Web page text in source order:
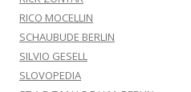
RICO MOCELLIN
SCHAUBUDE BERLIN
SILVIO GESELL
SLOVOPEDIA